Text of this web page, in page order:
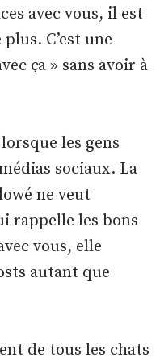
avec vous, il est
C’est une
ça » sans avoir à
les gens
sociaux. La
ne veut
rappelle les bons
vous, elle
autant que
de tous les chats